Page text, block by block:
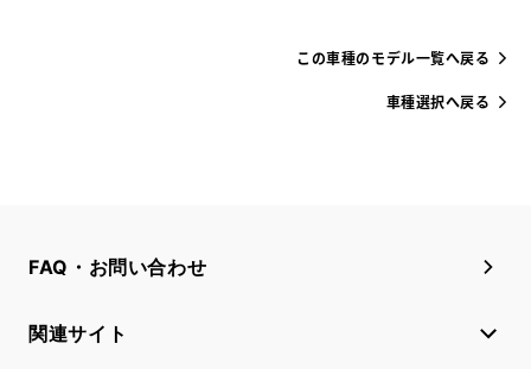
この車種のモデル一覧へ戻る
車種選択へ戻る
FAQ・お問い合わせ
関連サイト